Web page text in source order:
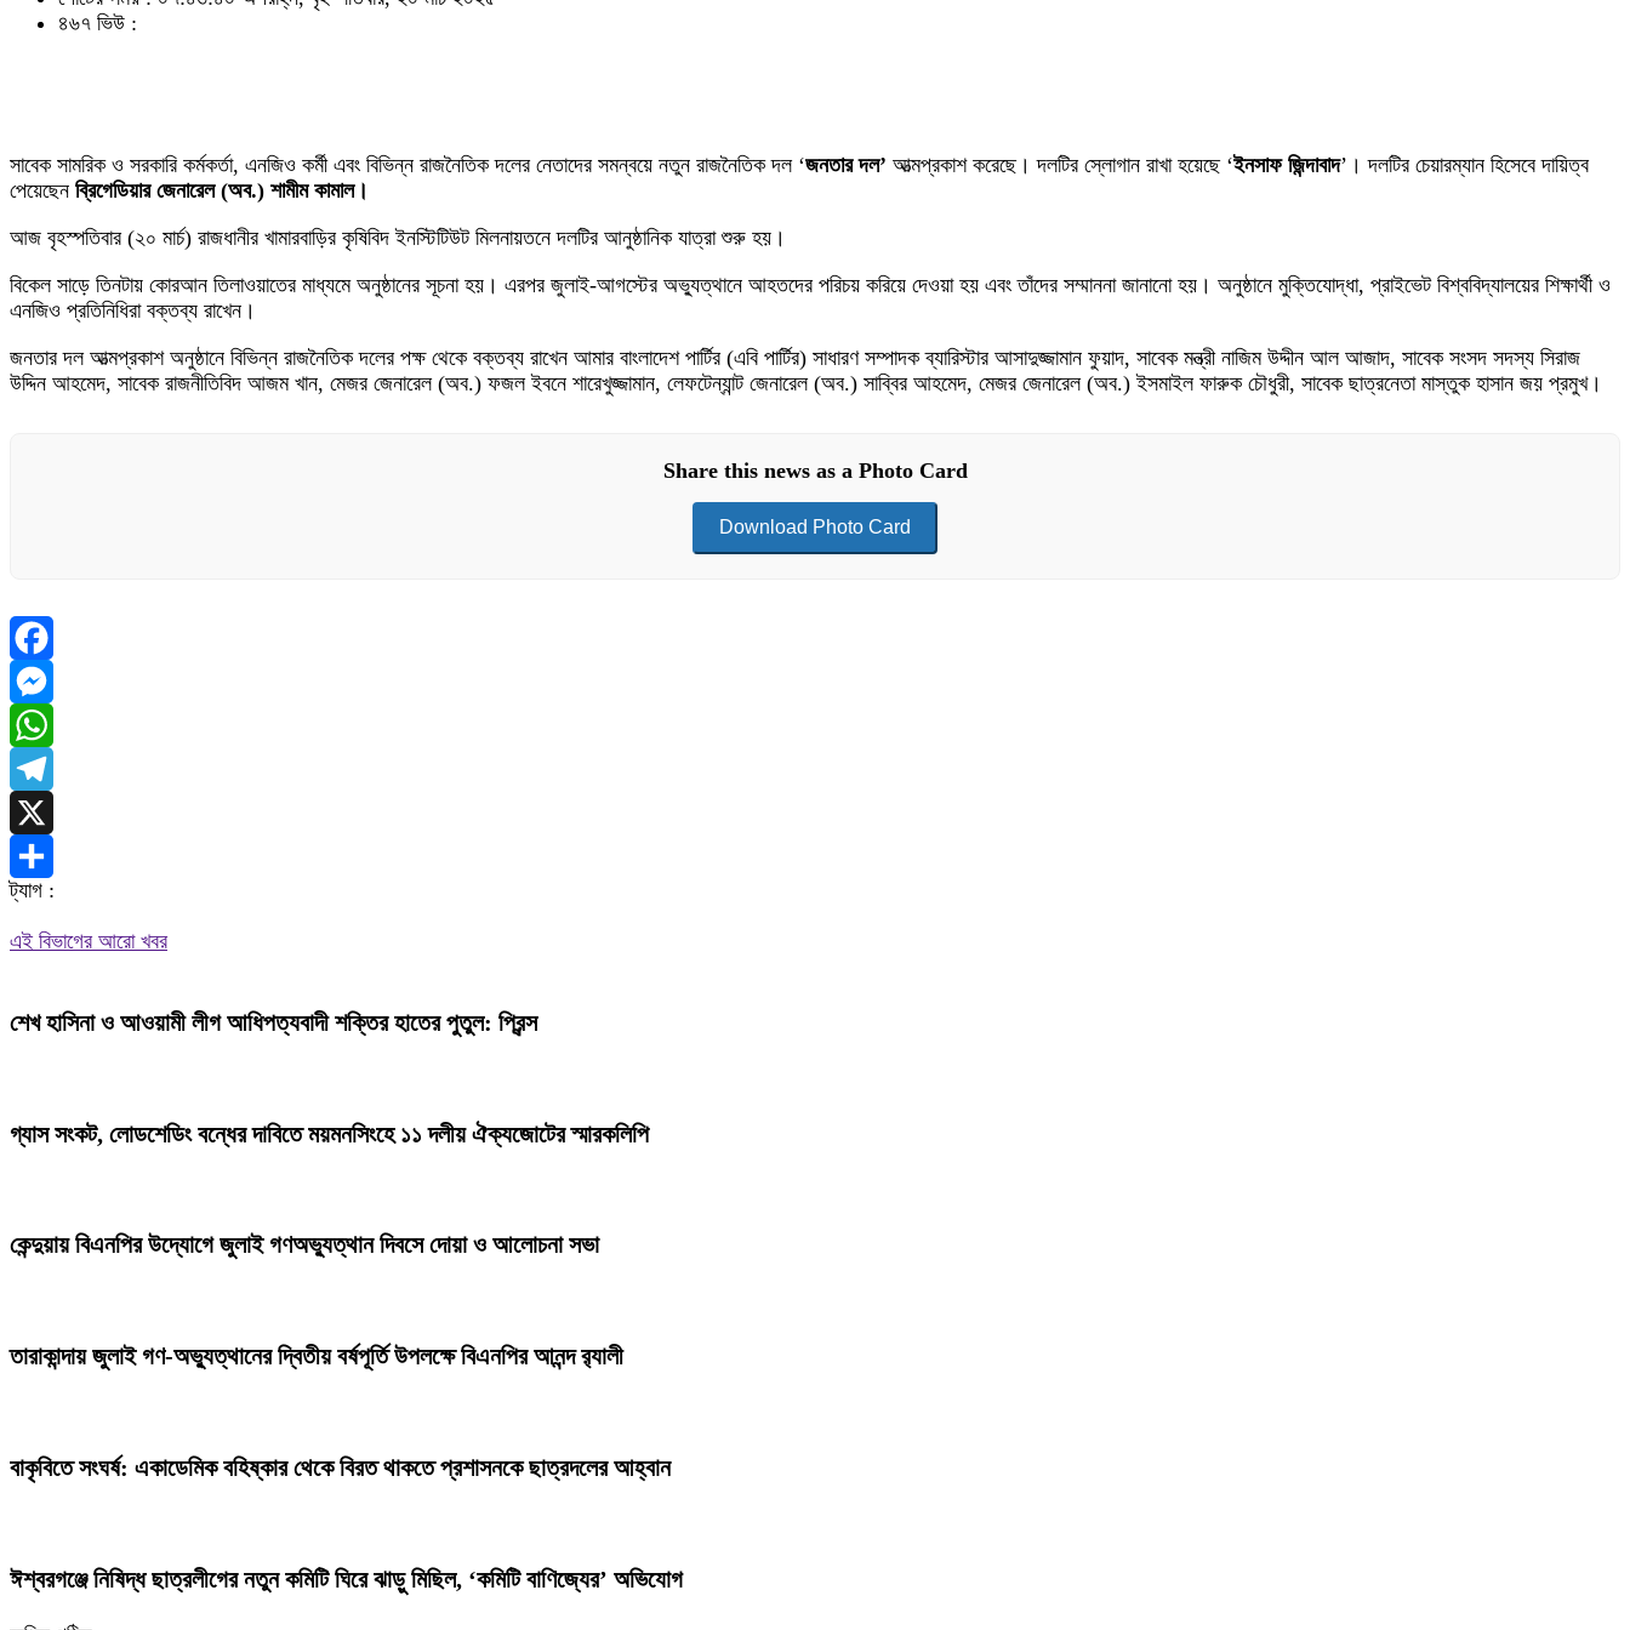
৪৬৭ ভিউ :
সাবেক সামরিক ও সরকারি কর্মকর্তা, এনজিও কর্মী এবং বিভিন্ন রাজনৈতিক দলের নেতাদের সমন্বয়ে নতুন রাজনৈতিক দল ‘জনতার দল’ আত্মপ্রকাশ করেছে। দলটির স্লোগান রাখা হয়েছে ‘ইনসাফ জিন্দাবাদ’। দলটির চেয়ারম্যান হিসেবে দায়িত্ব
পেয়েছেন ব্রিগেডিয়ার জেনারেল (অব.) শামীম কামাল।
আজ বৃহস্পতিবার (২০ মার্চ) রাজধানীর খামারবাড়ির কৃষিবিদ ইনস্টিটিউট মিলনায়তনে দলটির আনুষ্ঠানিক যাত্রা শুরু হয়।
বিকেল সাড়ে তিনটায় কোরআন তিলাওয়াতের মাধ্যমে অনুষ্ঠানের সূচনা হয়। এরপর জুলাই-আগস্টের অভ্যুত্থানে আহতদের পরিচয় করিয়ে দেওয়া হয় এবং তাঁদের সম্মাননা জানানো হয়। অনুষ্ঠানে মুক্তিযোদ্ধা, প্রাইভেট বিশ্ববিদ্যালয়ের শিক্ষার্থী ও
এনজিও প্রতিনিধিরা বক্তব্য রাখেন।
জনতার দল আত্মপ্রকাশ অনুষ্ঠানে বিভিন্ন রাজনৈতিক দলের পক্ষ থেকে বক্তব্য রাখেন আমার বাংলাদেশ পার্টির (এবি পার্টির) সাধারণ সম্পাদক ব্যারিস্টার আসাদুজ্জামান ফুয়াদ, সাবেক মন্ত্রী নাজিম উদ্দীন আল আজাদ, সাবেক সংসদ সদস্য সিরাজ
উদ্দিন আহমেদ, সাবেক রাজনীতিবিদ আজম খান, মেজর জেনারেল (অব.) ফজল ইবনে শারেখুজ্জামান, লেফটেন্যান্ট জেনারেল (অব.) সাব্বির আহমেদ, মেজর জেনারেল (অব.) ইসমাইল ফারুক চৌধুরী, সাবেক ছাত্রনেতা মাস্তুক হাসান জয় প্রমুখ।
Share this news as a Photo Card
Download Photo Card
Facebook
Messenger
WhatsApp
Telegram
X
Share
ট্যাগ :
এই বিভাগের আরো খবর
শেখ হাসিনা ও আওয়ামী লীগ আধিপত্যবাদী শক্তির হাতের পুতুল: প্রিন্স
গ্যাস সংকট, লোডশেডিং বন্ধের দাবিতে ময়মনসিংহে ১১ দলীয় ঐক্যজোটের স্মারকলিপি
কেন্দুয়ায় বিএনপির উদ্যোগে জুলাই গণঅভ্যুত্থান দিবসে দোয়া ও আলোচনা সভা
তারাকান্দায় জুলাই গণ-অভ্যুত্থানের দ্বিতীয় বর্ষপূর্তি উপলক্ষে বিএনপির আনন্দ র‍্যালী
বাকৃবিতে সংঘর্ষ: একাডেমিক বহিষ্কার থেকে বিরত থাকতে প্রশাসনকে ছাত্রদলের আহ্বান
ঈশ্বরগঞ্জে নিষিদ্ধ ছাত্রলীগের নতুন কমিটি ঘিরে ঝাড়ু মিছিল, ‘কমিটি বাণিজ্যের’ অভিযোগ